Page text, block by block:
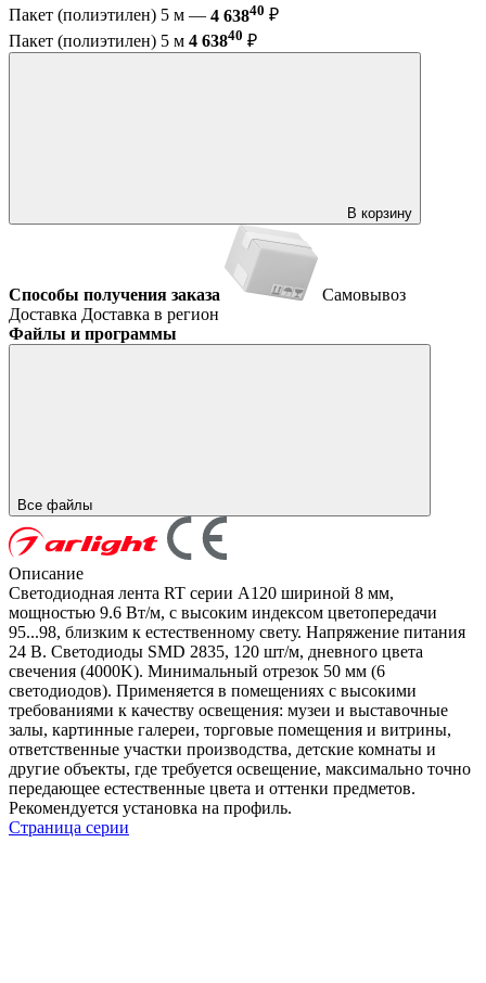
Пакет (полиэтилен) 5 м — 4 63840 ₽
Пакет (полиэтилен) 5 м 4 63840 ₽
В корзину
Способы получения заказа
Самовывоз
Доставка Доставка в регион
Файлы и программы
Все файлы
Описание
Светодиодная лента RT серии A120 шириной 8 мм,
мощностью 9.6 Вт/м, с высоким индексом цветопередачи
95...98, близким к естественному свету. Напряжение питания
24 В. Светодиоды SMD 2835, 120 шт/м, дневного цвета
свечения (4000K). Минимальный отрезок 50 мм (6
светодиодов). Применяется в помещениях с высокими
требованиями к качеству освещения: музеи и выставочные
залы, картинные галереи, торговые помещения и витрины,
ответственные участки производства, детские комнаты и
другие объекты, где требуется освещение, максимально точно
передающее естественные цвета и оттенки предметов.
Рекомендуется установка на профиль.
Страница серии